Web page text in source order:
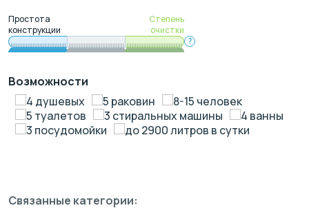
Простота
конструкции
Степень
очистки
?
Возможности
4 душевых
5 раковин
8-15 человек
5 туалетов
3 стиральных машины
4 ванны
3 посудомойки
до 2900 литров в сутки
Связанные категории: